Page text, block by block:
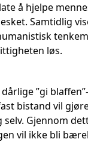
å hjelpe
Samtidlig
løs.
”gi
bistand vil
Gjennom
vil ikke bli